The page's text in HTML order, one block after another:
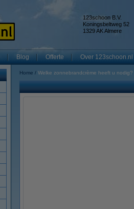
123schoon B.V.
Koningsbeltweg 52
1329 AK Almere
Blog Offerte Over 123schoon.nl
Home Welke zonnebrandcrème heeft u nodig?